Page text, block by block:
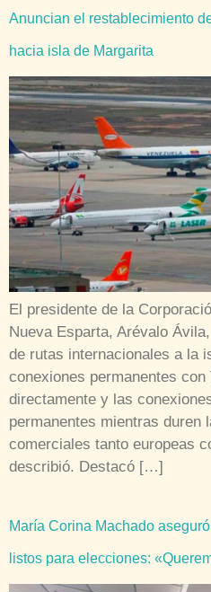
Anuncian el restablecimiento
hacia isla de Margarita
El presidente de la
Nueva Esparta, Arévalo
de rutas internacionales a la
conexiones permanentes
directamente y las
permanentes mientras duren
comerciales tanto europeas
describió. Destacó […]
María Corina Machado
listos para elecciones: